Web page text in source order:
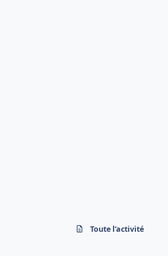
Toute l’activité